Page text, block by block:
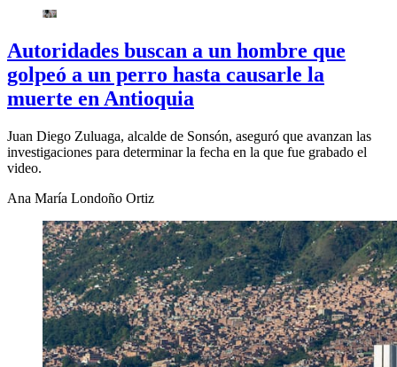
Autoridades buscan a un hombre que
golpeó a un perro hasta causarle la
muerte en Antioquia
Juan Diego Zuluaga, alcalde de Sonsón, aseguró que avanzan las
investigaciones para determinar la fecha en la que fue grabado el
video.
Ana María Londoño Ortiz